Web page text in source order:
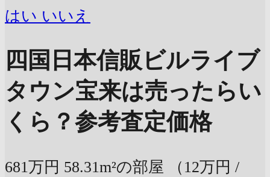
はい いいえ
四国日本信販ビルライブ
タウン宝来は売ったらい
くら？参考査定価格
681万円 58.31m²の部屋
（12万円 /